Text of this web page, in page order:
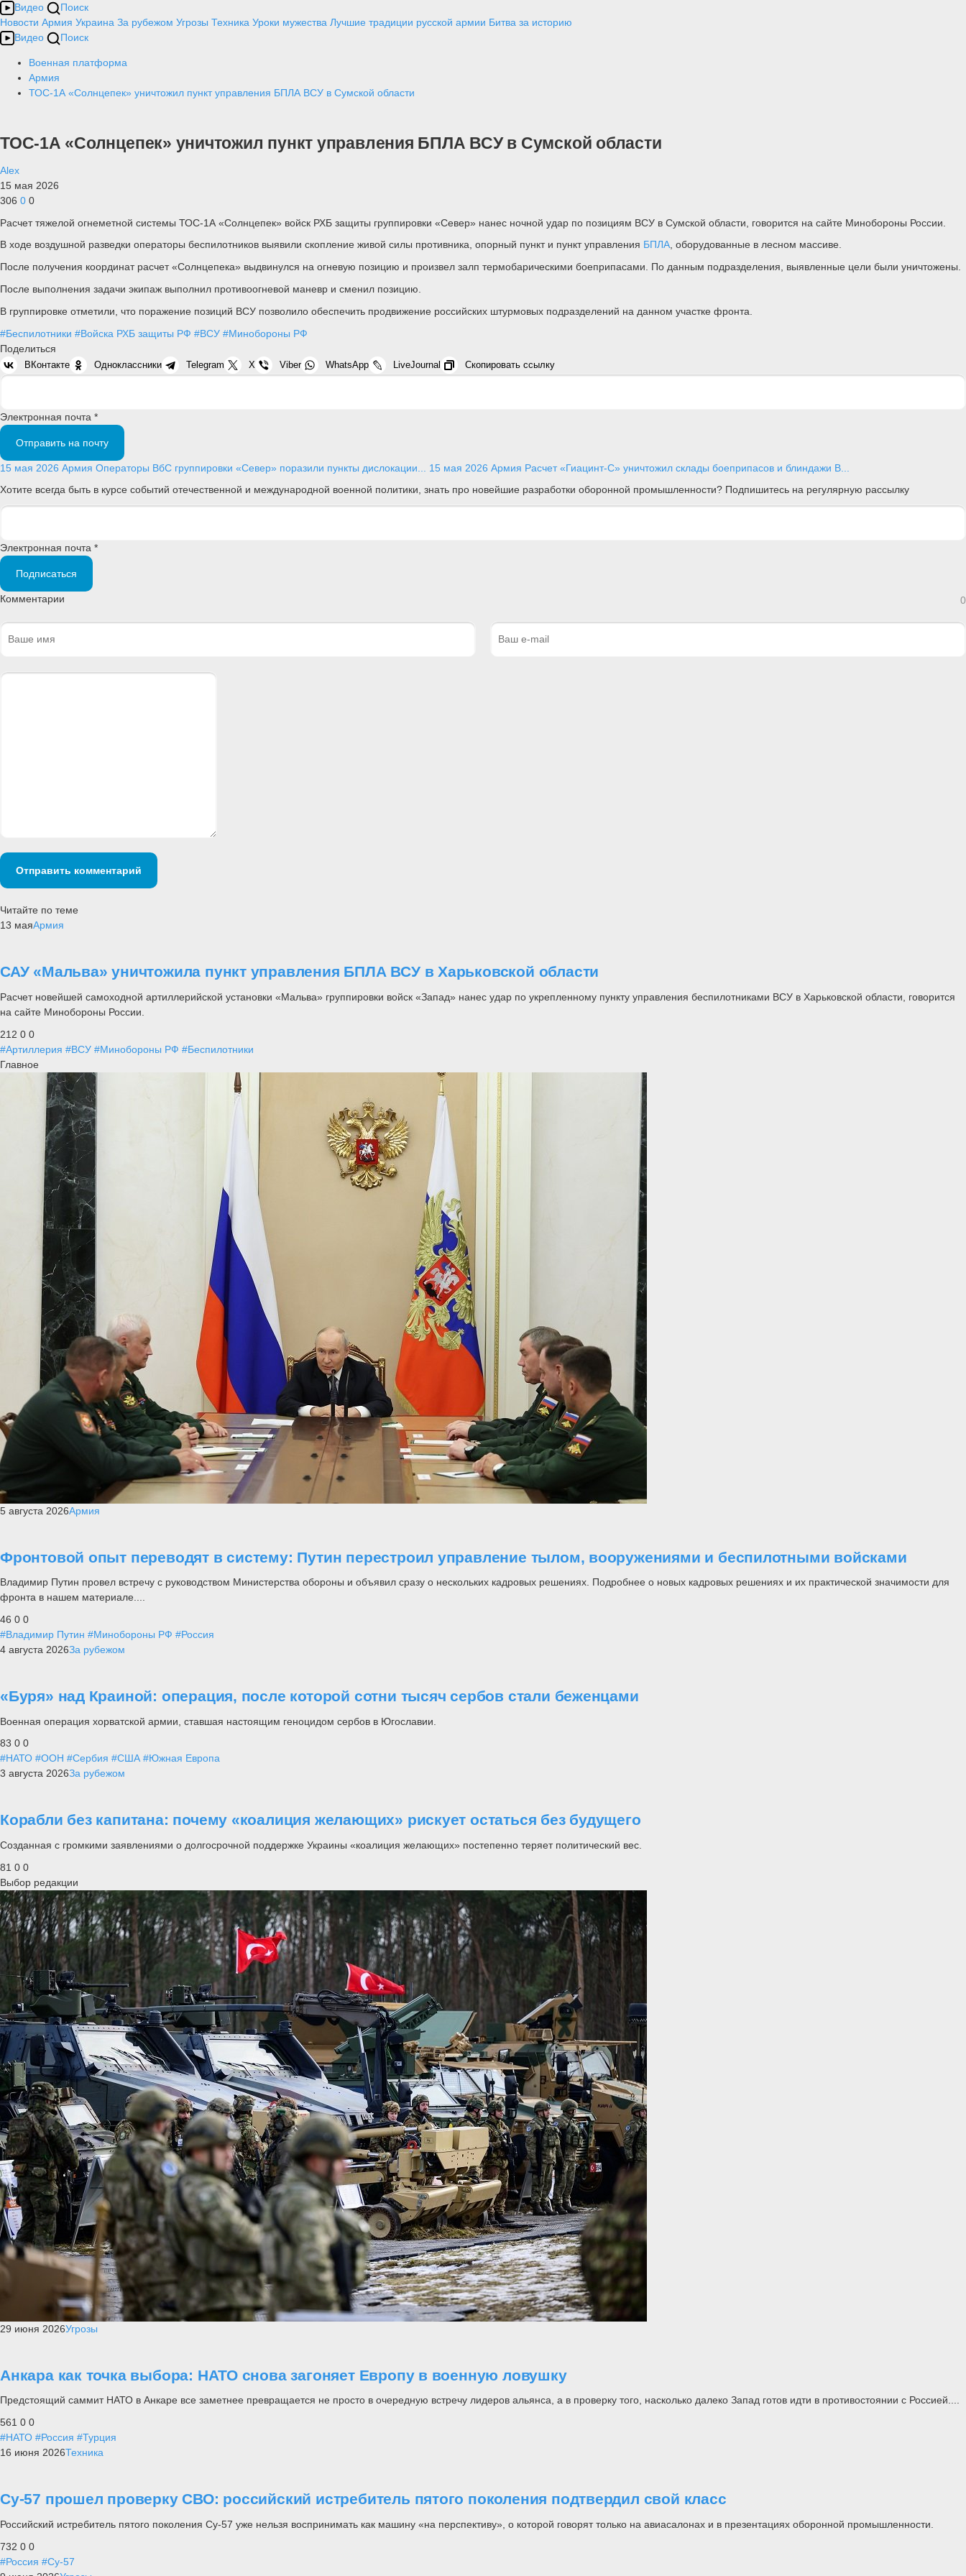
Видео
Поиск
Новости Армия Украина За рубежом Угрозы Техника Уроки мужества Лучшие традиции русской армии Битва за историю
Видео
Поиск
Военная платформа
Армия
ТОС-1А «Солнцепек» уничтожил пункт управления БПЛА ВСУ в Сумской области
ТОС-1А «Солнцепек» уничтожил пункт управления БПЛА ВСУ в Сумской области
Alex
15 мая 2026
306 0 0
Расчет тяжелой огнеметной системы ТОС-1А «Солнцепек» войск РХБ защиты группировки «Север» нанес ночной удар по позициям ВСУ в Сумской области, говорится на сайте Минобороны России.
В ходе воздушной разведки операторы беспилотников выявили скопление живой силы противника, опорный пункт и пункт управления БПЛА, оборудованные в лесном массиве.
После получения координат расчет «Солнцепека» выдвинулся на огневую позицию и произвел залп термобарическими боеприпасами. По данным подразделения, выявленные цели были уничтожены.
После выполнения задачи экипаж выполнил противоогневой маневр и сменил позицию.
В группировке отметили, что поражение позиций ВСУ позволило обеспечить продвижение российских штурмовых подразделений на данном участке фронта.
#Беспилотники #Войска РХБ защиты РФ #ВСУ #Минобороны РФ
Поделиться
ВКонтакте Одноклассники Telegram X Viber WhatsApp LiveJournal Скопировать ссылку
Электронная почта *
Отправить на почту
15 мая 2026 Армия Операторы ВбС группировки «Север» поразили пункты дислокации... 15 мая 2026 Армия Расчет «Гиацинт-С» уничтожил склады боеприпасов и блиндажи В...
Хотите всегда быть в курсе событий отечественной и международной военной политики, знать про новейшие разработки оборонной промышленности? Подпишитесь на регулярную рассылку
Электронная почта *
Подписаться
Комментарии 0
Отправить комментарий
Читайте по теме
13 маяАрмия
САУ «Мальва» уничтожила пункт управления БПЛА ВСУ в Харьковской области
Расчет новейшей самоходной артиллерийской установки «Мальва» группировки войск «Запад» нанес удар по укрепленному пункту управления беспилотниками ВСУ в Харьковской области, говорится
на сайте Минобороны России.
212 0 0
#Артиллерия #ВСУ #Минобороны РФ #Беспилотники
Главное
5 августа 2026Армия
Фронтовой опыт переводят в систему: Путин перестроил управление тылом, вооружениями и беспилотными войсками
Владимир Путин провел встречу с руководством Министерства обороны и объявил сразу о нескольких кадровых решениях. Подробнее о новых кадровых решениях и их практической значимости для
фронта в нашем материале....
46 0 0
#Владимир Путин #Минобороны РФ #Россия
4 августа 2026За рубежом
«Буря» над Краиной: операция, после которой сотни тысяч сербов стали беженцами
Военная операция хорватской армии, ставшая настоящим геноцидом сербов в Югославии.
83 0 0
#НАТО #ООН #Сербия #США #Южная Европа
3 августа 2026За рубежом
Корабли без капитана: почему «коалиция желающих» рискует остаться без будущего
Созданная с громкими заявлениями о долгосрочной поддержке Украины «коалиция желающих» постепенно теряет политический вес.
81 0 0
Выбор редакции
29 июня 2026Угрозы
Анкара как точка выбора: НАТО снова загоняет Европу в военную ловушку
Предстоящий саммит НАТО в Анкаре все заметнее превращается не просто в очередную встречу лидеров альянса, а в проверку того, насколько далеко Запад готов идти в противостоянии с Россией....
561 0 0
#НАТО #Россия #Турция
16 июня 2026Техника
Су-57 прошел проверку СВО: российский истребитель пятого поколения подтвердил свой класс
Российский истребитель пятого поколения Су-57 уже нельзя воспринимать как машину «на перспективу», о которой говорят только на авиасалонах и в презентациях оборонной промышленности.
732 0 0
#Россия #Су-57